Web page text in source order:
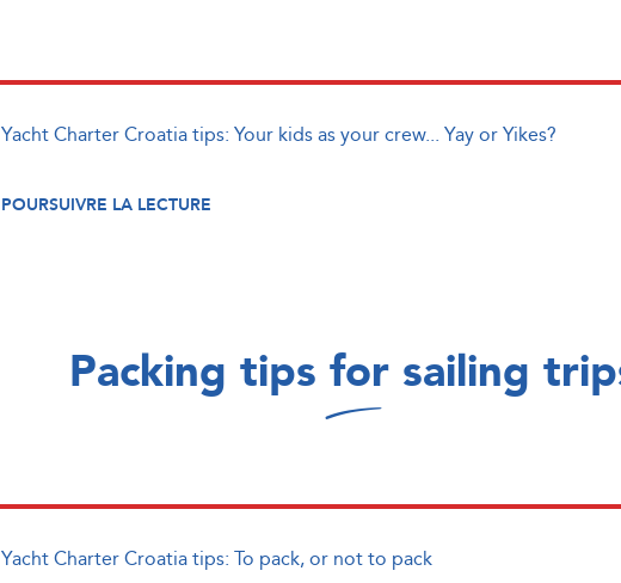
Yacht Charter Croatia tips: Your kids as your crew... Yay or Yikes?
POURSUIVRE LA LECTURE
Packing tips for sailing
Yacht Charter Croatia tips: To pack, or not to pack